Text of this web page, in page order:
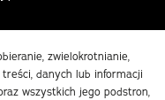
zwielokrotnianie,
danych lub informacji
wszystkich jego podstron,